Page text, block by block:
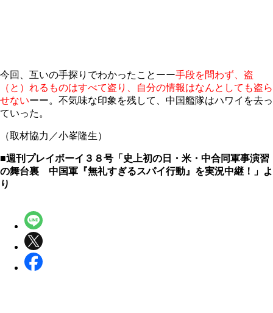
今回、互いの手探りでわかったことーー手段を問わず、盗
（と）れるものはすべて盗り、自分の情報はなんとしても盗ら
せないーー。不気味な印象を残して、中国艦隊はハワイを去っ
ていった。
（取材協力／小峯隆生）
■週刊プレイボーイ３８号「史上初の日・米・中合同軍事演習
の舞台裏 中国軍『無礼すぎるスパイ行動』を実況中継 ！」よ
り